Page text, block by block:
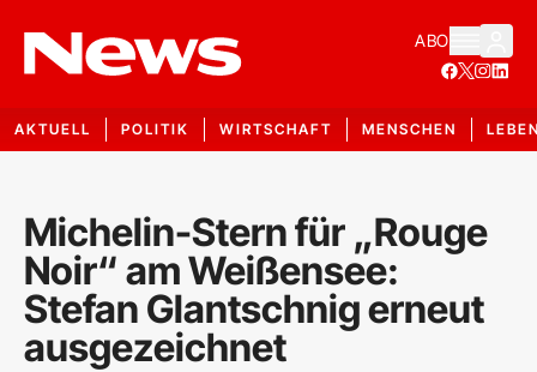
ABO
AKTUELL POLITIK WIRTSCHAFT MENSCHEN
Michelin-Stern für „Rouge
Noir“ am Weißensee:
Stefan Glantschnig erneut
ausgezeichnet